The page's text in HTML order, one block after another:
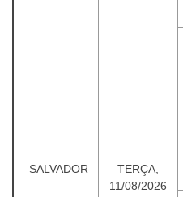
SALVADOR
TERÇA,
11/08/2026